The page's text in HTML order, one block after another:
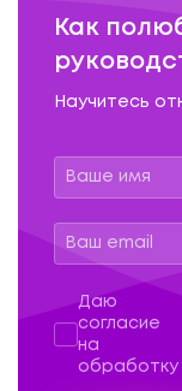
Как
Научитесь
Даю
согласие
на
обработку